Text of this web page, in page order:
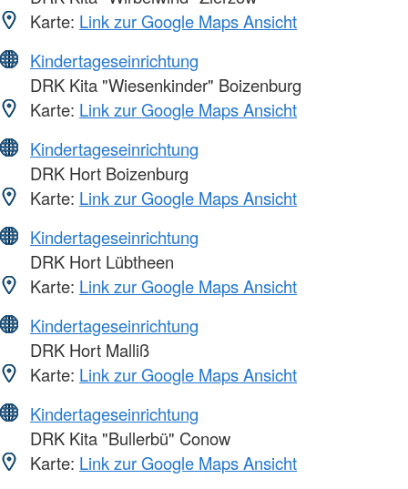
Karte: Link zur Google Maps Ansicht
Kindertageseinrichtung
DRK Kita "Wiesenkinder" Boizenburg
Karte: Link zur Google Maps Ansicht
Kindertageseinrichtung
DRK Hort Boizenburg
Karte: Link zur Google Maps Ansicht
Kindertageseinrichtung
DRK Hort Lübtheen
Karte: Link zur Google Maps Ansicht
Kindertageseinrichtung
DRK Hort Malliß
Karte: Link zur Google Maps Ansicht
Kindertageseinrichtung
DRK Kita "Bullerbü" Conow
Karte: Link zur Google Maps Ansicht